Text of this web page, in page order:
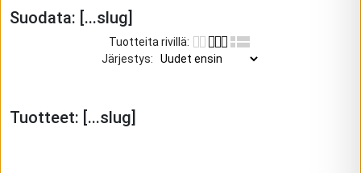
Suodata: [...slug]
Tuotteita rivillä:
Järjestys:
Tuotteet: [...slug]